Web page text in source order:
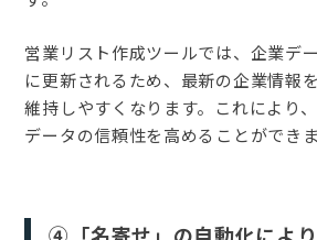
営業リスト作成ツールでは、企業デ
に更新されるため、最新の企業情報
維持しやすくなります。これにより
データの信頼性を高めることができま